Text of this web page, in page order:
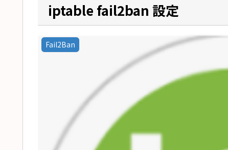
iptable fail2ban 設定
Fail2Ban